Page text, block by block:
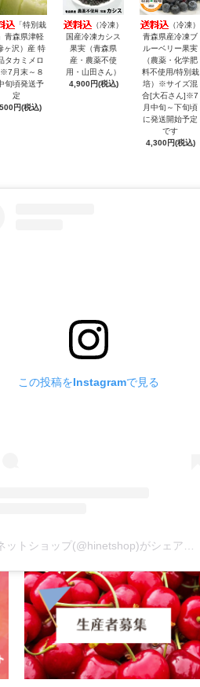
「特別栽
青森県津軽
ヶ沢）産 特
タカミメロ
月末～８
旬頃発送予
定
円(税込)
（冷凍）
国産冷凍カシス
果実（青森県
産・農薬不使
用・山田さん）
4,900円(税込)
（冷凍）
青森県産冷凍ブ
ルーベリー果実
（農薬・化学肥
料不使用/特別栽
培）※サイズ混
合[大石さん]※7
月中旬～下旬頃
に発送開始予定
です
4,300円(税込)
この投稿をInstagramで見る
ハイネットショップ(@hinetshop)がシェアした投稿